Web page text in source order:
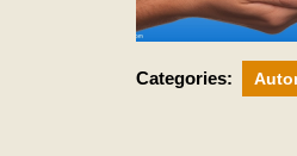
Categories: